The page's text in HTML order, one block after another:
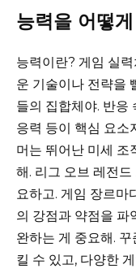
능력을 어떻
능력이란? 게임 실
운 기술이나 전략을
들의 집합체야. 반응
응력 등이 핵심 요소
머는 뛰어난 미세 조
해. 리그 오브 레전
요하고. 게임 장르마
의 강점과 약점을 파
완하는 게 중요해.
킬 수 있고, 다양한